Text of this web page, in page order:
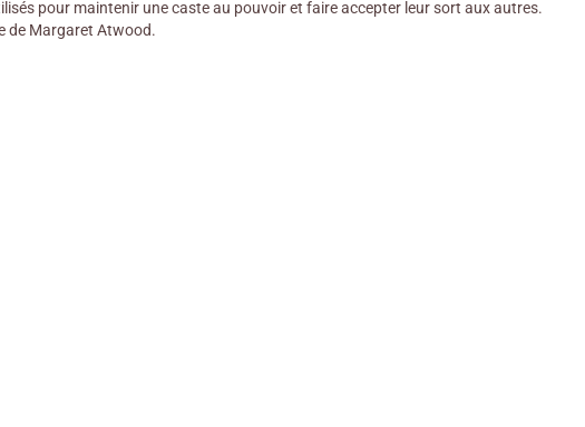
pour maintenir une caste au pouvoir et faire accepter leur sort aux autres.
de Margaret Atwood.